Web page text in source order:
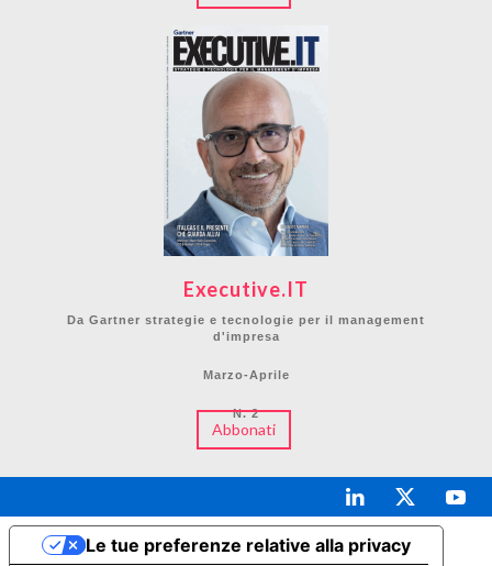
Executive.IT
Da Gartner strategie e tecnologie per il management
d'impresa
Marzo-Aprile
N. 2
Abbonati
Le tue preferenze relative alla privacy